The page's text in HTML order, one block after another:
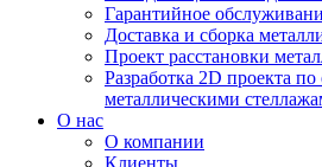
Гарантийное
Доставка и сборка
Проект расстановки
Разработка 2D проекта
металлическими
О нас
О компании
Клиенты